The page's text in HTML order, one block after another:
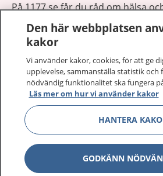
På 1177.se får du råd om hälsa
sjukdomar och vilka mottagningar
Logga in för att läsa din journal
vårdärenden. Ring telefonnummer
sjukvårdsrådgivning dygnet runt.
1177 ger dig råd när du vill må
1177 på flera språk
Den här webbplatsen
kakor
Vi använder kakor, cookies, för att ge
upplevelse, sammanställa statistik och
nödvändig funktionalitet ska fungera
Läs mer om hur vi använder kakor
HANTERA
GODKÄNN